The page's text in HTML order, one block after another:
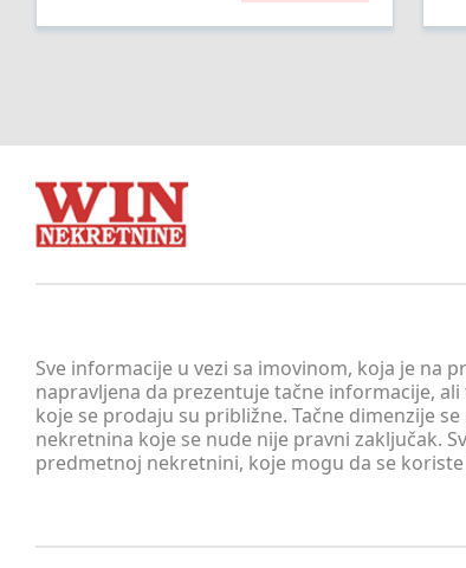
Sve informacije u vezi sa imovinom, koja je na
napravljena da prezentuje tačne informacije,
koje se prodaju su približne. Tačne dimenzije
nekretnina koje se nude nije pravni zaključak.
predmetnoj nekretnini, koje mogu da se